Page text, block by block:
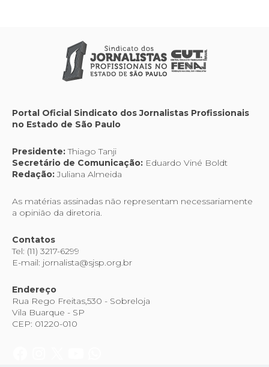
Portal Oficial Sindicato dos Jornalistas Profissionais
no Estado de São Paulo
Presidente:Thiago Tanji
Secretário de Comunicação: Eduardo Viné Boldt
Redação:Juliana Almeida
As matérias assinadas não representam necessariamente
a opinião da diretoria.
Contatos
Tel: (11) 3217-6299
E-mail: jornalista@sjsp.org.br
Endereço
Rua Rego Freitas,530 - Sobreloja
Vila Buarque - SP
CEP: 01220-010